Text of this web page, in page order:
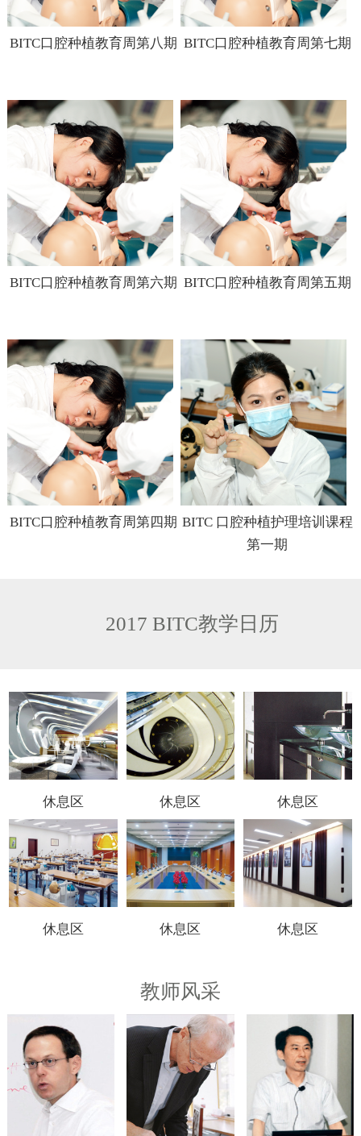
BITC口腔种植教育周第八期 BITC口腔种植教育周第七期
BITC口腔种植教育周第六期 BITC口腔种植教育周第五期
BITC口腔种植教育周第四期 BITC 口腔种植护理培训课程
第一期
2017 BITC教学日历
休息区 休息区 休息区
休息区 休息区 休息区
教师风采